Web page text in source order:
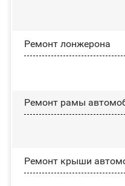
Ремонт лонжерона
Ремонт рамы
Ремонт крыши